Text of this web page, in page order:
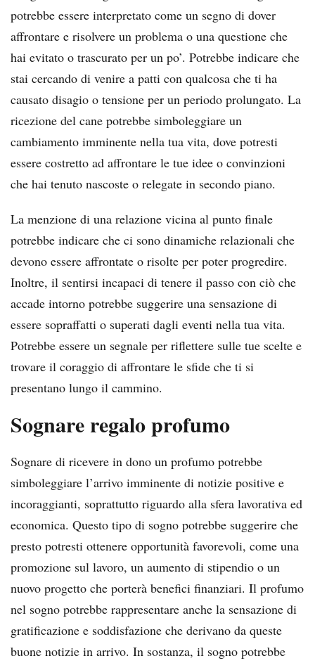
potrebbe essere interpretato come un segno di dover
affrontare e risolvere un problema o una questione che
hai evitato o trascurato per un po’. Potrebbe indicare che
stai cercando di venire a patti con qualcosa che ti ha
causato disagio o tensione per un periodo prolungato. La
ricezione del cane potrebbe simboleggiare un
cambiamento imminente nella tua vita, dove potresti
essere costretto ad affrontare le tue idee o convinzioni
che hai tenuto nascoste o relegate in secondo piano.
La menzione di una relazione vicina al punto finale
potrebbe indicare che ci sono dinamiche relazionali che
devono essere affrontate o risolte per poter progredire.
Inoltre, il sentirsi incapaci di tenere il passo con ciò che
accade intorno potrebbe suggerire una sensazione di
essere sopraffatti o superati dagli eventi nella tua vita.
Potrebbe essere un segnale per riflettere sulle tue scelte e
trovare il coraggio di affrontare le sfide che ti si
presentano lungo il cammino.
Sognare regalo profumo
Sognare di ricevere in dono un profumo potrebbe
simboleggiare l’arrivo imminente di notizie positive e
incoraggianti, soprattutto riguardo alla sfera lavorativa ed
economica. Questo tipo di sogno potrebbe suggerire che
presto potresti ottenere opportunità favorevoli, come una
promozione sul lavoro, un aumento di stipendio o un
nuovo progetto che porterà benefici finanziari. Il profumo
nel sogno potrebbe rappresentare anche la sensazione di
gratificazione e soddisfazione che derivano da queste
buone notizie in arrivo. In sostanza, il sogno potrebbe